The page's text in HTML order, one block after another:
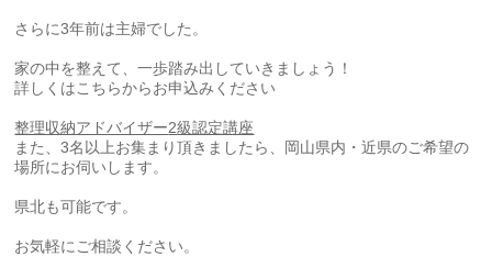
さらに3年前は主婦でした。
家の中を整えて、一歩踏み出していきましょう！
詳しくはこちらからお申込みください
整理収納アドバイザー2級認定講座
また、3名以上お集まり頂きましたら、岡山県内・近県のご希望の
場所にお伺いします。
県北も可能です。
お気軽にご相談ください。